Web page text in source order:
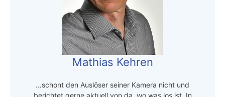
Mathias Kehren
…schont den Auslöser seiner Kamera nicht und
berichtet gerne aktuell von da, wo was los ist. In